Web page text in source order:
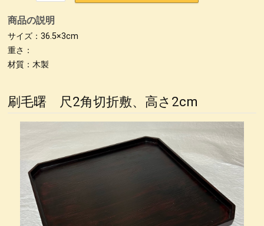
商品の説明
サイズ：36.5×3cm
重さ：
材質：木製
刷毛曙 尺2角切折敷、高さ2cm